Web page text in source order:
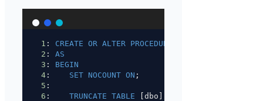
1 : CREATE OR ALTER PROCEDURE
2 : AS
3 : BEGIN
4 : SET NOCOUNT ON ;
5 :
6 : TRUNCATE TABLE